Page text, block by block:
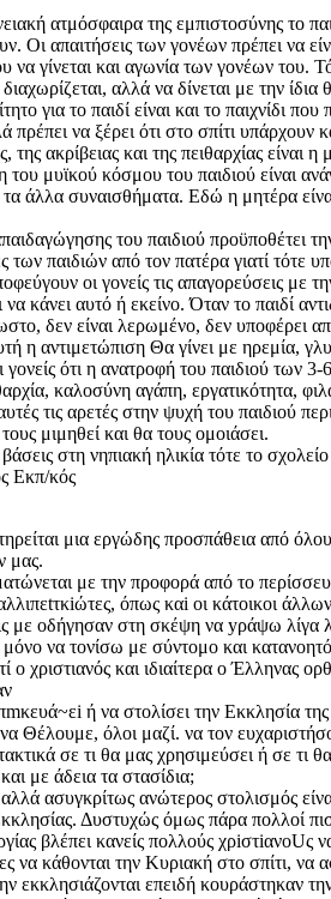
ατμόσφαιρα της εμπιστοσύνης το
Οι απαιτήσεις των γονέων πρέπει να
να γίνεται και αγωνία των γονέων του.
αλλά να δίνεται με την
για το παιδί είναι και το παιχνίδι
πρέπει να ξέρει ότι στο σπίτι
της ακρίβειας και της πειθαρχίας είναι η
του μυϊκού κόσμου του παιδιού είναι
άλλα συναισθήματα. Εδώ η μητέρα
του παιδιού
των παιδιών από τον πατέρα γιατί τότε
οι γονείς τις απαγορεύσεις με
να κάνει αυτό ή εκείνο. Όταν το παιδί
δεν είναι λερωμένο, δεν υποφέρει
η αντιμετώπιση Θα γίνει με ηρεμία,
ότι η ανατροφή του παιδιού των
καλοσύνη αγάπη, εργατικότητα,
τις αρετές στην ψυχή του παιδιού
μιμηθεί και θα τους ομοιάσει.
βάσεις στη νηπιακή ηλικία τότε το
Εκπ/κός
μια εργώδης προσπάθεια από
μας.
με την προφορά από το
όπως καi οι κάτοικοι
με οδήγησαν στη σκέψη να yράψω λίγα
να τονίσω με σύντομο και
o χριστιανός και ιδιαίτερα ο
ή να στολίσει την Εκκλησία
Θέλουμε, όλοι μαζί. να τον
σε τι θα μας χρησιμεύσει ή σε τι
με άδεια τα στασίδια;
ασυγκρίτως ανώτερος στολισμός
Δυστυχώς όμως πάρα πολλοί
βλέπει κανείς πολλούς χρiστiανοUς
να κάθονται την Κυριακή στο σπίτι,
εκκλησιάζονται επειδή κουράστηκαν